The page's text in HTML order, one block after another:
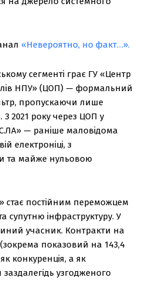
«Невероятно, но факт…».
сегменті грає ГУ «Центр
НПУ» (ЦОП) — формальний
пропускаючи лише
З 2021 року через ЦОП у
— раніше маловідома
електроніці, з
та майже нульовою
стає постійним переможцем
супутню інфраструктуру. У
учасник. Контракти на
показовий на 143,4
конкуренція, а як
узгодженого